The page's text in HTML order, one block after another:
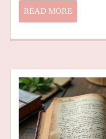
READ MORE
MORE